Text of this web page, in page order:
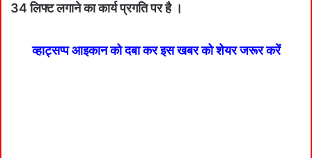
34 लिफ्ट लगाने का कार्य प्रगति पर है ।
व्हाट्सप्प आइकान को दबा कर इस खबर को शेयर जरूर करें